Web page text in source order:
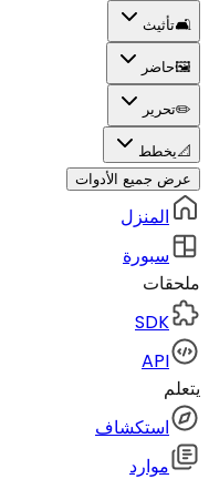
🛋️تأثيث
🖼️حاضر
✏️تحرير
📐يخطط
عرض جميع الأدوات
المنزل
سبورة
ملحقات
SDK
API
يتعلم
استكشاف
موارد